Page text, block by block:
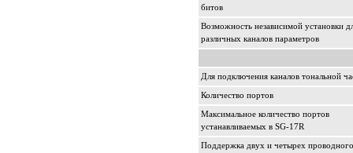
битов
Возможность независимой установки
различных каналов параметров
Для подключения каналов тональной
Количество портов
Максимальное количество портов
устанавливаемых в SG-17R
Поддержка двух и четырех проводного